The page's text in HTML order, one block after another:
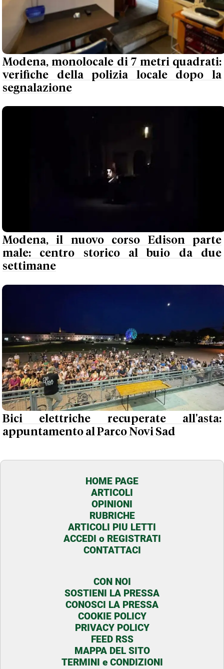
Modena, monolocale di 7 metri quadrati:
verifiche della polizia locale dopo la
segnalazione
Modena, il nuovo corso Edison parte
male: centro storico al buio da due
settimane
Bici elettriche recuperate all'asta:
appuntamento al Parco Novi Sad
HOME PAGE
ARTICOLI
OPINIONI
RUBRICHE
ARTICOLI PIU LETTI
ACCEDI o REGISTRATI
CONTATTACI
CON NOI
SOSTIENI LA PRESSA
CONOSCI LA PRESSA
COOKIE POLICY
PRIVACY POLICY
FEED RSS
MAPPA DEL SITO
TERMINI e CONDIZIONI